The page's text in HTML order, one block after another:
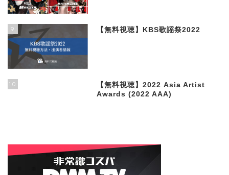
9 【無料視聴】KBS歌謡祭2022
10
【無料視聴】2022 Asia Artist
Awards (2022 AAA)